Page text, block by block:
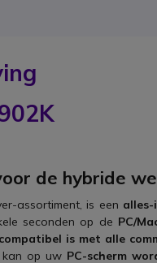
de hybride
assortiment, is een alles-
seconden op de PC/
compatibel is met alle
kan op uw PC-scherm